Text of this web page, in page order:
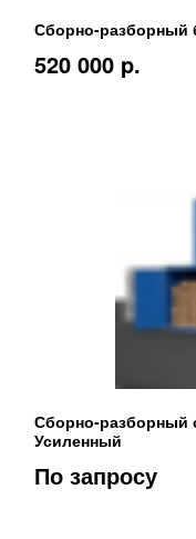
Сборно-разборный
520 000 p.
Сборно-разборный
Усиленный
По запросу